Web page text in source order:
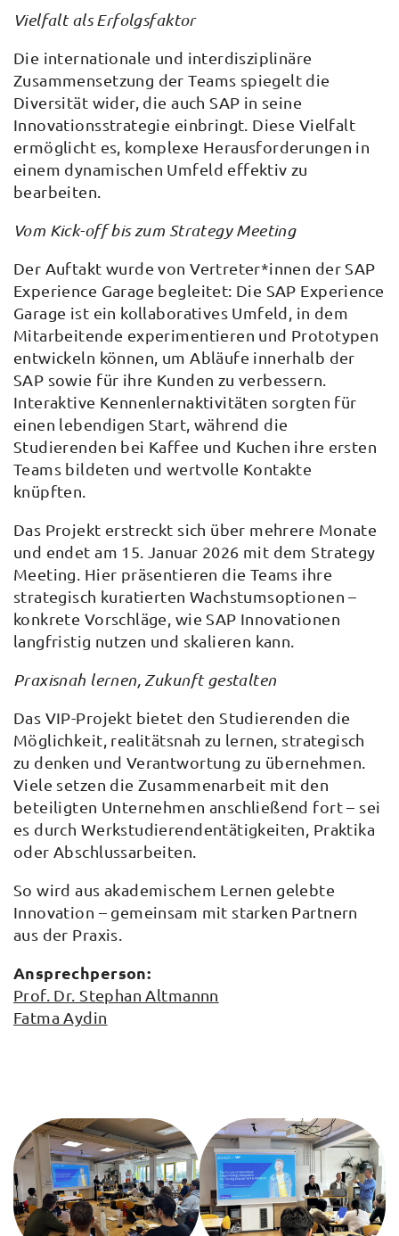
Vielfalt als Erfolgsfaktor
Die internationale und interdisziplinäre
Zusammensetzung der Teams spiegelt die
Diversität wider, die auch SAP in seine
Innovationsstrategie einbringt. Diese Vielfalt
ermöglicht es, komplexe Herausforderungen in
einem dynamischen Umfeld effektiv zu
bearbeiten.
Vom Kick-off bis zum Strategy Meeting
Der Auftakt wurde von Vertreter*innen der SAP
Experience Garage begleitet: Die SAP Experience
Garage ist ein kollaboratives Umfeld, in dem
Mitarbeitende experimentieren und Prototypen
entwickeln können, um Abläufe innerhalb der
SAP sowie für ihre Kunden zu verbessern.
Interaktive Kennenlernaktivitäten sorgten für
einen lebendigen Start, während die
Studierenden bei Kaffee und Kuchen ihre ersten
Teams bildeten und wertvolle Kontakte
knüpften.
Das Projekt erstreckt sich über mehrere Monate
und endet am 15. Januar 2026 mit dem Strategy
Meeting. Hier präsentieren die Teams ihre
strategisch kuratierten Wachstumsoptionen –
konkrete Vorschläge, wie SAP Innovationen
langfristig nutzen und skalieren kann.
Praxisnah lernen, Zukunft gestalten
Das VIP-Projekt bietet den Studierenden die
Möglichkeit, realitätsnah zu lernen, strategisch
zu denken und Verantwortung zu übernehmen.
Viele setzen die Zusammenarbeit mit den
beteiligten Unternehmen anschließend fort – sei
es durch Werkstudierendentätigkeiten, Praktika
oder Abschlussarbeiten.
So wird aus akademischem Lernen gelebte
Innovation – gemeinsam mit starken Partnern
aus der Praxis.
Ansprechperson:
Prof. Dr. Stephan Altmannn
Fatma Aydin